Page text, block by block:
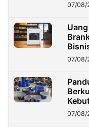
07/08/
07/08/
07/08/